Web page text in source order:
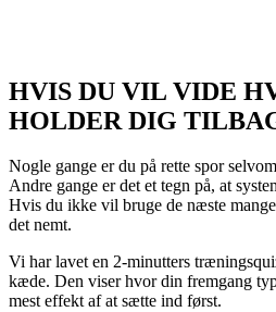
HVIS DU VIL VIDE
HOLDER DIG
Nogle gange er du på rette spor
Andre gange er det et tegn på, at
Hvis du ikke vil bruge de næste
det nemt.
Vi har lavet en 2-minutters
kæde. Den viser hvor din fremgang
mest effekt af at sætte ind først.